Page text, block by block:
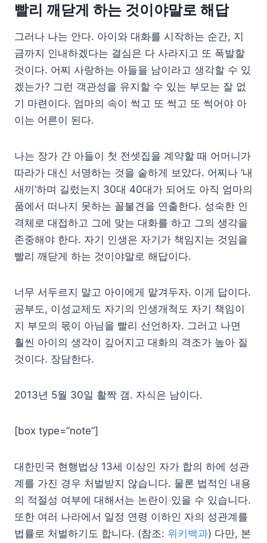
빨리 깨닫게 하는 것이야말로 해답
그러나 나는 안다. 아이와 대화를 시작하는 순간, 지
금까지 인내하겠다는 결심은 다 사라지고 또 폭발할
것이다. 어찌 사랑하는 아들을 남이라고 생각할 수 있
겠는가? 그런 객관성을 유지할 수 있는 부모는 잘 없
기 마련이다. 엄마의 속이 썩고 또 썩고 또 썩어야 아
이는 어른이 된다.
나는 장가 간 아들이 첫 전셋집을 계약할 때 어머니가
따라가 대신 서명하는 것을 숱하게 보았다. 어찌나 ‘내
새끼’하며 길렀는지 30대 40대가 되어도 아직 엄마의
품에서 떠나지 못하는 꼴불견을 연출한다. 성숙한 인
격체로 대접하고 그에 맞는 대화를 하고 그의 생각을
존중해야 한다. 자기 인생은 자기가 책임지는 것임을
빨리 깨닫게 하는 것이야말로 해답이다.
너무 서두르지 말고 아이에게 맡겨두자. 이게 답이다.
공부도, 이성교제도 자기의 인생개척도 자기 책임이
지 부모의 몫이 아님을 빨리 선언하자. 그러고 나면
훨씬 아이의 생각이 깊어지고 대화의 격조가 높아 질
것이다. 장담한다.
2013년 5월 30일 활짝 갬. 자식은 남이다.
[box type=”note”]
대한민국 현행법상 13세 이상인 자가 합의 하에 성관
계를 가진 경우 처벌받지 않습니다. 물론 법적인 내용
의 적절성 여부에 대해서는 논란이 있을 수 있습니다.
또한 여러 나라에서 일정 연령 이하인 자의 성관계를
법률로 처벌하기도 합니다. (참조: 위키백과) 다만, 본